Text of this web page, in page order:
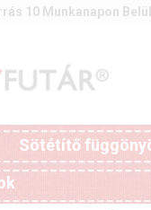
10 Munkanapon Belül
Sötétítő